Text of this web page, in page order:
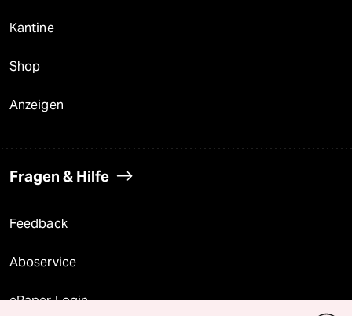
Kantine
Shop
Anzeigen
Fragen & Hilfe
Feedback
Aboservice
ePaper Login